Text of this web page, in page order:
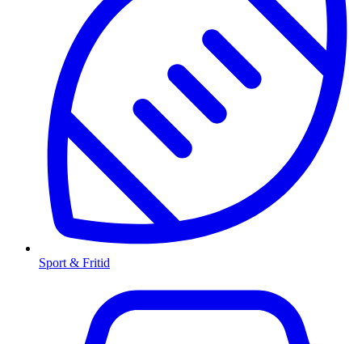
Sport & Fritid